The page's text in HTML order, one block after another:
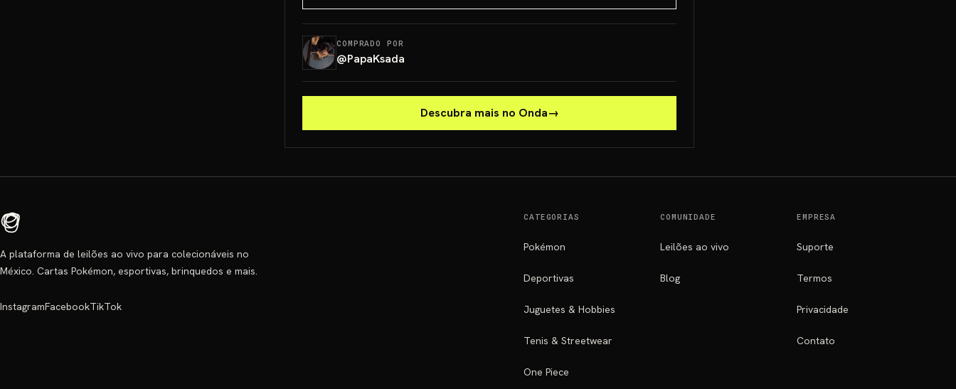
COMPRADO POR
@PapaKsada
Descubra mais no Onda→
A plataforma de leilões ao vivo para colecionáveis no
México. Cartas Pokémon, esportivas, brinquedos e mais.
InstagramFacebookTikTok
CATEGORIAS
Pokémon
Deportivas
Juguetes & Hobbies
Tenis & Streetwear
One Piece
COMUNIDADE
Leilões ao vivo
Blog
EMPRESA
Suporte
Termos
Privacidade
Contato